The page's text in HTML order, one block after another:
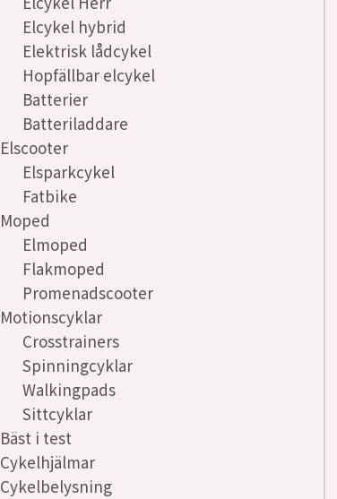
Elcykel hybrid
Elektrisk lådcykel
Hopfällbar elcykel
Batterier
Batteriladdare
Elscooter
Elsparkcykel
Fatbike
Moped
Elmoped
Flakmoped
Promenadscooter
Motionscyklar
Crosstrainers
Spinningcyklar
Walkingpads
Sittcyklar
Bäst i test
Cykelhjälmar
Cykelbelysning